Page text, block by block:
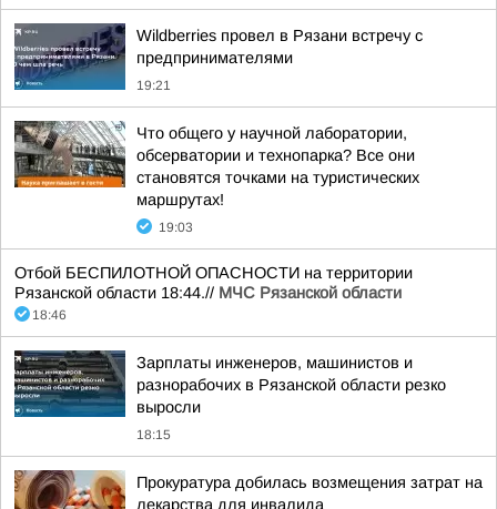
Wildberries провел в Рязани встречу с
предпринимателями
19:21
Что общего у научной лаборатории,
обсерватории и технопарка? Все они
становятся точками на туристических
маршрутах!
19:03
Отбой БЕСПИЛОТНОЙ ОПАСНОСТИ на территории
Рязанской области 18:44.// МЧС Рязанской области
18:46
Зарплаты инженеров, машинистов и
разнорабочих в Рязанской области резко
выросли
18:15
Прокуратура добилась возмещения затрат на
лекарства для инвалида